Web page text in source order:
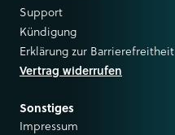
Support
Kündigung
Erklärung zur Barrierefreitheit
Vertrag widerrufen
Sonstiges
Impressum